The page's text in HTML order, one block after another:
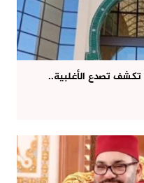
تصدع الأغلبية..